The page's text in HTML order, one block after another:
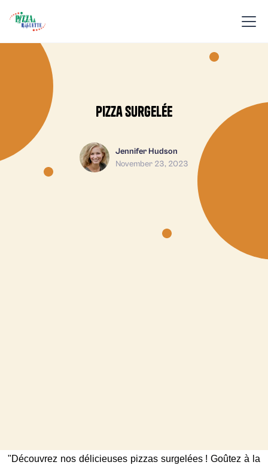
Pizza surgelée
Jennifer Hudson
November 23, 2023
"Découvrez nos délicieuses pizzas surgelées ! Goûtez à la